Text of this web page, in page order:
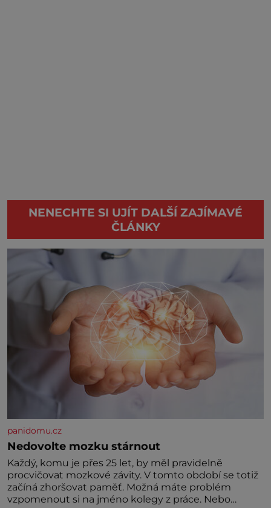
NENECHTE SI UJÍT DALŠÍ ZAJÍMAVÉ
ČLÁNKY
panidomu.cz
Nedovolte mozku stárnout
Každý, komu je přes 25 let, by měl pravidelně
procvičovat mozkové závity. V tomto období se totiž
začíná zhoršovat paměť. Možná máte problém
vzpomenout si na jméno kolegy z práce. Nebo